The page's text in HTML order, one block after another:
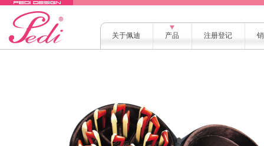
关于佩迪 产品 注册登记